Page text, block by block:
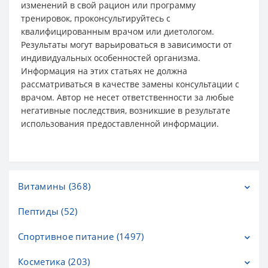
изменений в свой рацион или программу
тренировок, проконсультируйтесь с
квалифицированным врачом или диетологом.
Результаты могут варьироваться в зависимости от
индивидуальных особенностей организма.
Информация на этих статьях не должна
рассматриваться в качестве замены консультации с
врачом. Автор не несет ответственности за любые
негативные последствия, возникшие в результате
использования предоставленной информации.
Витамины (368)
Витамины C (20)
Витамины D (31)
Витамины А (2)
Пептиды (52)
Спортивное питание (1497)
Аминокислоты и BCAA (276)
Косметика (203)